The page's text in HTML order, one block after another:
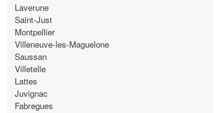
Laverune
Saint-Just
Montpellier
Villeneuve-les-Maguelone
Saussan
Villetelle
Lattes
Juvignac
Fabregues